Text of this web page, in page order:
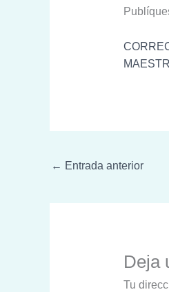
← Entrada anterior
Deja
Tu